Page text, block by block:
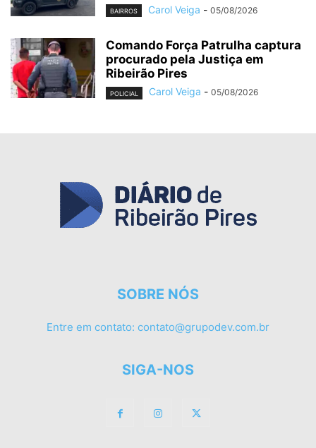
BAIRROS Carol Veiga - 05/08/2026
Comando Força Patrulha captura
procurado pela Justiça em
Ribeirão Pires
POLICIAL Carol Veiga - 05/08/2026
SOBRE NÓS
Entre em contato: contato@grupodev.com.br
SIGA-NOS